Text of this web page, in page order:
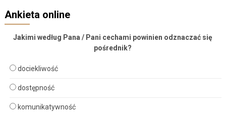
Ankieta online
Jakimi według Pana / Pani cechami powinien odznaczać się
pośrednik?
dociekliwość
dostępność
komunikatywność